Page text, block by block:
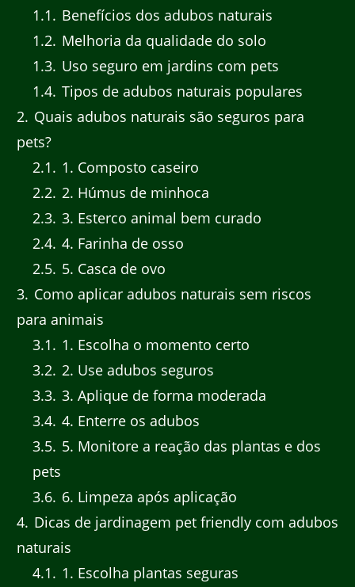
1.1
Benefícios dos adubos naturais
1.2 Melhoria da qualidade do solo
1.3 Uso seguro em jardins com pets
1.4 Tipos de adubos naturais populares
2 Quais adubos naturais são seguros para
pets?
2.1
1. Composto caseiro
2.2 2. Húmus de minhoca
2.3 3. Esterco animal bem curado
2.4 4. Farinha de osso
2.5 5. Casca de ovo
3 Como aplicar adubos naturais sem riscos
para animais
3.1
1. Escolha o momento certo
3.2 2. Use adubos seguros
3.3 3. Aplique de forma moderada
3.4 4. Enterre os adubos
3.5 5. Monitore a reação das plantas e dos
pets
3.6 6. Limpeza após aplicação
4 Dicas de jardinagem pet friendly com adubos
naturais
4.1
1. Escolha plantas seguras